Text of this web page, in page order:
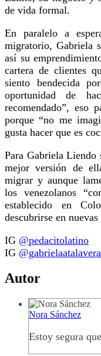
de vida formal.
En paralelo a
migratorio, Gabriela
así su
cartera de clientes
siento bendecida
oportunidad de
recomendado”, eso
porque “no me
gusta hacer que es
Para Gabriela
mejor versión de
migrar y aunque
los venezolanos
establecido en
descubrirse en nuevas
IG @pedacitolatino
IG @gabrielaatalavera
Autor
Nora Sánchez
Estoy segura